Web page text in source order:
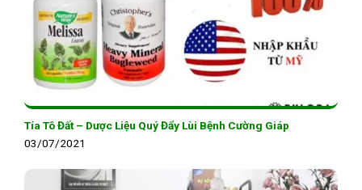
Tía Tô Đất – Dược Liệu Quý Đẩy Lùi Bệnh Cường Giáp
03/07/2021